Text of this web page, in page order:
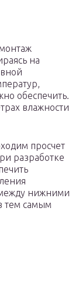
на
обеспечить.
влажности
просчет
разработке
нижними
тем самым